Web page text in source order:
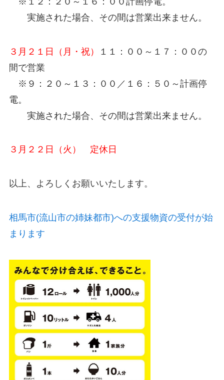
実施された場合、その間は営業出来ません。
３月２１日（月・祝）
１１：００～１７：００の
間で営業
※９：２０～１３：００／１６：５０～計画停
電。
実施された場合、その間は営業出来ません。
３月２２日（火） 定休日
以上、よろしくお願いいたします。
相馬市(流山市の姉妹都市)への支援物資の受付が始
まります